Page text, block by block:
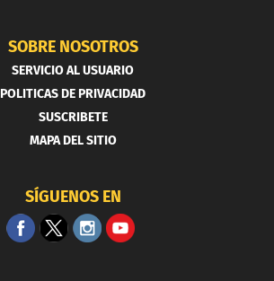
SOBRE NOSOTROS
SERVICIO AL USUARIO
POLITICAS DE PRIVACIDAD
SUSCRIBETE
MAPA DEL SITIO
SÍGUENOS EN